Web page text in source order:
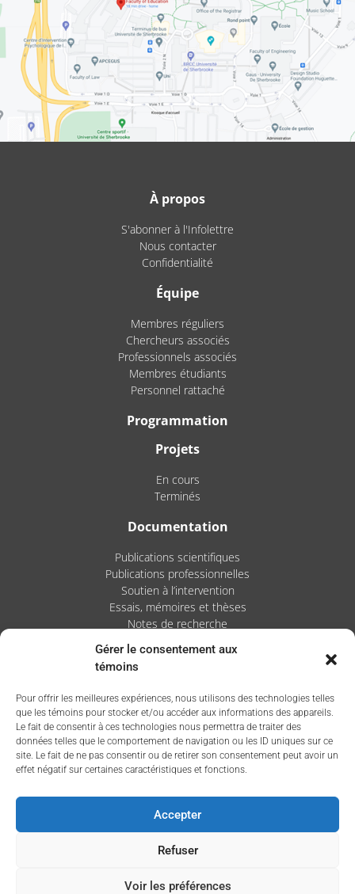
Gérer le consentement aux
témoins
Pour offrir les meilleures expériences, nous utilisons des technologies telles
que les témoins pour stocker et/ou accéder aux informations des appareils.
Le fait de consentir à ces technologies nous permettra de traiter des
données telles que le comportement de navigation ou les ID uniques sur ce
site. Le fait de ne pas consentir ou de retirer son consentement peut avoir un
effet négatif sur certaines caractéristiques et fonctions.
Accepter
Refuser
Voir les préférences
À propos
S'abonner à l'Infolettre
Nous contacter
Confidentialité
Équipe
Membres réguliers
Chercheurs associés
Professionnels associés
Membres étudiants
Personnel rattaché
Programmation
Projets
En cours
Terminés
Documentation
Publications scientifiques
Publications professionnelles
Soutien à l’intervention
Essais, mémoires et thèses
Notes de recherche
Activités
Nouvelles